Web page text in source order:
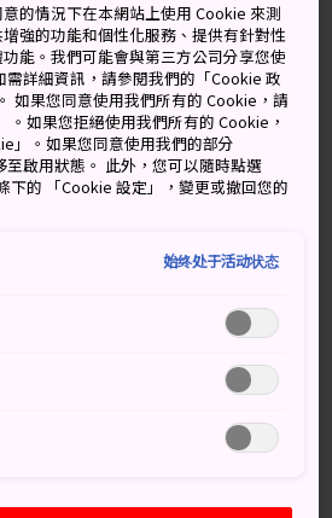
、美食與展現大阪
市場
產品的攤販。逛市場的遊客可以隨
繽紛豐富的海產、肉類與農產品，
的情況下在本網站上使用 Cookie 來測
強的功能和個性化服務、提供有針對性
能。我們可能會與第三方公司分享您使
需詳細資訊，請參閱我們的「Cookie 政
如果您同意使用我們所有的 Cookie，請
。如果您拒絕使用我們所有的 Cookie，
」。如果您同意使用我們的部分
啟用狀態。 此外，您可以隨時點選
下的 「Cookie 設定」，變更或撤回您的
始终处于活动状态